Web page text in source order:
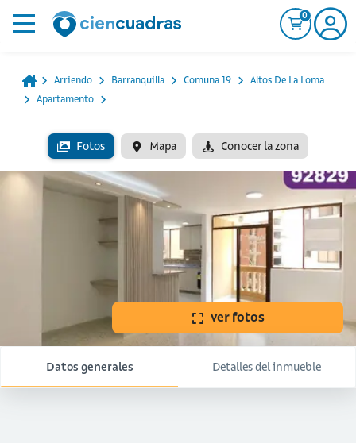
0
Arriendo Barranquilla Comuna 19
Altos De La Loma
Apartamento
Fotos Mapa Conocer la zona
ver fotos
Datos generales Detalles del inmueble